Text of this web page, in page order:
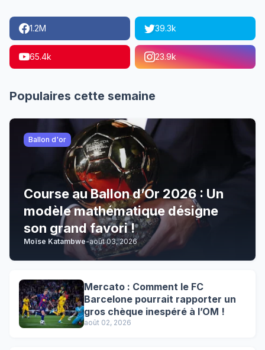
1.2M 39.3k
65.4k 23.9k
Populaires cette semaine
Ballon d'or
Course au Ballon d’Or 2026 : Un
modèle mathématique désigne
son grand favori !
Moïse Katambwe-août 03, 2026
Mercato : Comment le FC
Barcelone pourrait rapporter un
gros chèque inespéré à l’OM !
août 02, 2026